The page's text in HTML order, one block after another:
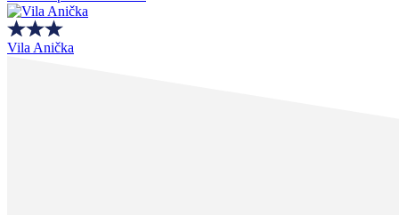
Vila Anička